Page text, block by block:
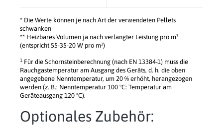
* Die Werte können je nach Art der verwendeten Pellets
schwanken
** Heizbares Volumen ja nach verlangter Leistung pro m³
(entspricht 55-35-20 W pro m³)
1 Für die Schornsteinberechnung (nach EN 13384-1) muss die
Rauchgastemperatur am Ausgang des Geräts, d. h. die oben
angegebene Nenntemperatur, um 20 % erhöht, herangezogen
werden (z. B.: Nenntemperatur 100 °C: Temperatur am
Geräteausgang 120 °C).
Optionales Zubehör: